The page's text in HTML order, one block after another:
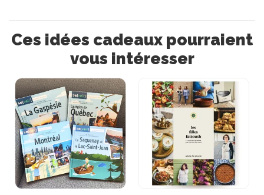
Ces idées cadeaux pourraient
vous intéresser